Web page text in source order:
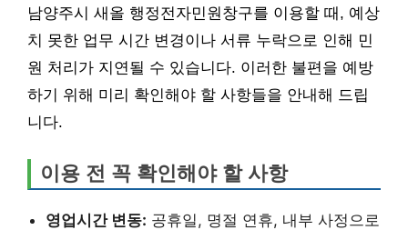
남양주시 새올 행정전자민원창구를 이용할 때, 예상
치 못한 업무 시간 변경이나 서류 누락으로 인해 민
원 처리가 지연될 수 있습니다. 이러한 불편을 예방
하기 위해 미리 확인해야 할 사항들을 안내해 드립
니다.
이용 전 꼭 확인해야 할 사항
영업시간 변동: 공휴일, 명절 연휴, 내부 사정으로